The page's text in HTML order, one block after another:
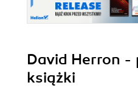
David Herron -
książki